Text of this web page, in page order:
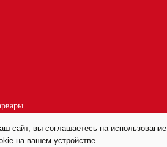
сайт, вы соглашаетесь на использование
на вашем устройстве.